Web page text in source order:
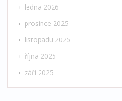
ledna 2026
prosince 2025
listopadu 2025
října 2025
září 2025